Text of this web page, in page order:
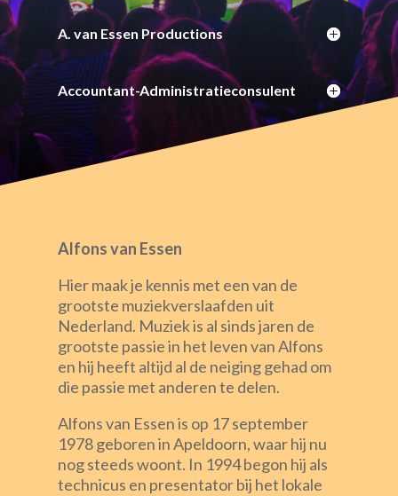
A. van Essen Productions
Accountant-Administratieconsulent
Alfons van Essen
Hier maak je kennis met een van de
grootste muziekverslaafden uit
Nederland. Muziek is al sinds jaren de
grootste passie in het leven van Alfons
en hij heeft altijd al de neiging gehad om
die passie met anderen te delen.
Alfons van Essen is op 17 september
1978 geboren in Apeldoorn, waar hij nu
nog steeds woont. In 1994 begon hij als
technicus en presentator bij het lokale